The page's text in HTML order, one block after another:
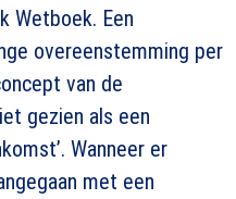
Wetboek. Een
overeenstemming per
van de
gezien als een
Wanneer er
met een